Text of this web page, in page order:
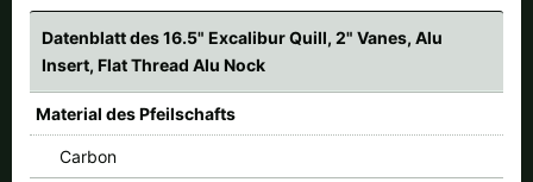
Datenblatt des 16.5" Excalibur Quill, 2" Vanes, Alu
Insert, Flat Thread Alu Nock
Material des Pfeilschafts
Carbon